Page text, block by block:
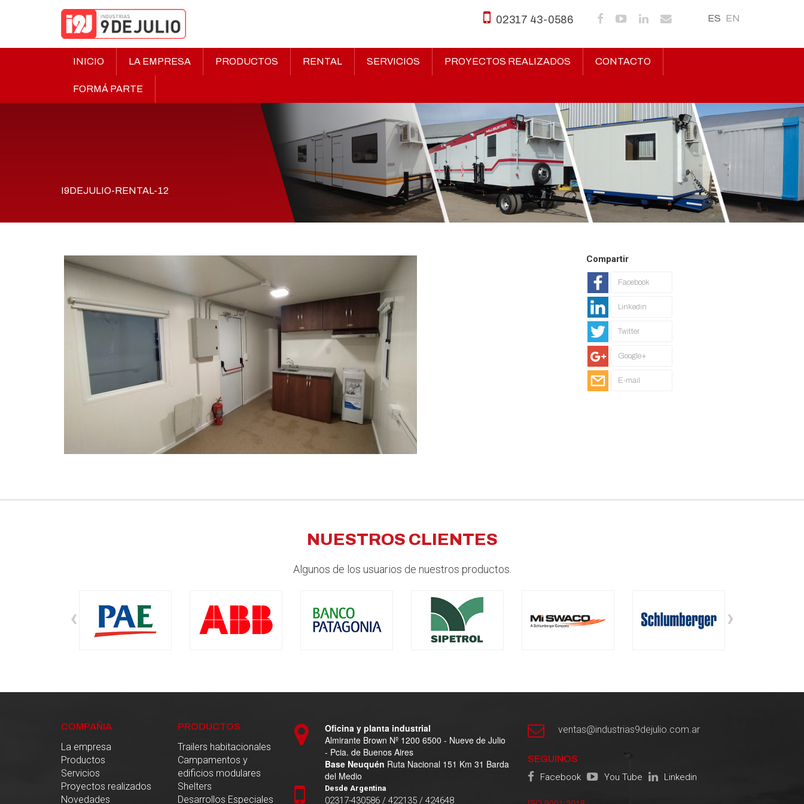
ES EN
02317 43-0586
INICIO LA EMPRESA PRODUCTOS RENTAL SERVICIOS PROYECTOS REALIZADOS CONTACTO
FORMÁ PARTE
I9DEJULIO-RENTAL-12
Compartir
Facebook
Linkedin
Twitter
Google+
E-mail
NUESTROS CLIENTES
Algunos de los usuarios de nuestros productos.
‹ ›
COMPAÑIA
La empresa
Productos
Servicios
Proyectos realizados
Novedades
PRODUCTOS
Trailers habitacionales
Campamentos y
edificios modulares
Shelters
Desarrollos Especiales
Oficina y planta industrial
Almirante Brown Nº 1200 6500 - Nueve de Julio
- Pcia. de Buenos Aires
Base Neuquén Ruta Nacional 151 Km 31 Barda
del Medio
Desde Argentina
02317-430586 / 422135 / 424648
ventas@industrias9dejulio.com.ar
SEGUINOS
Facebook You Tube Linkedin